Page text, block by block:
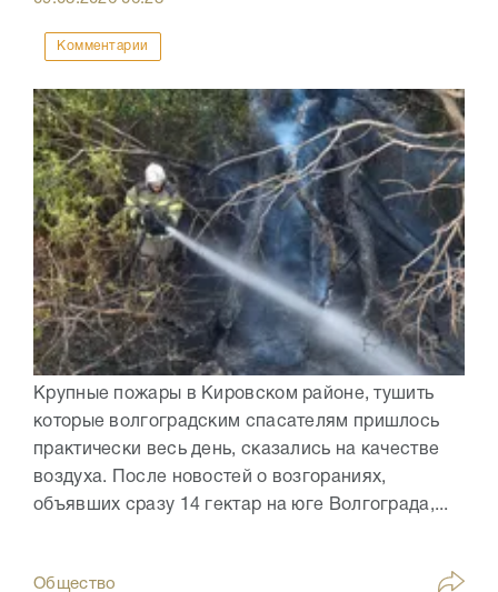
Комментарии
Крупные пожары в Кировском районе, тушить
которые волгоградским спасателям пришлось
практически весь день, сказались на качестве
воздуха. После новостей о возгораниях,
объявших сразу 14 гектар на юге Волгограда,...
Общество